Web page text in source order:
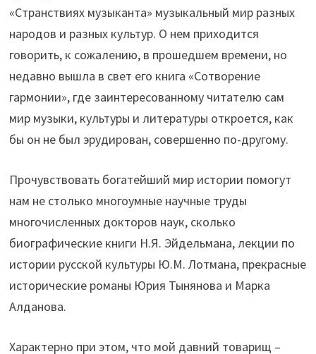
«Странствиях музыканта» музыкальный мир разных
народов и разных культур. О нем приходится
говорить, к сожалению, в прошедшем времени, но
недавно вышла в свет его книга «Сотворение
гармонии», где заинтересованному читателю сам
мир музыки, культуры и литературы откроется, как
бы он не был эрудирован, совершенно по-другому.
Прочувствовать богатейший мир истории помогут
нам не столько многоумные научные труды
многочисленных докторов наук, сколько
биографические книги Н.Я. Эйдельмана, лекции по
истории русской культуры Ю.М. Лотмана, прекрасные
исторические романы Юрия Тынянова и Марка
Алданова.
Характерно при этом, что мой давний товарищ –